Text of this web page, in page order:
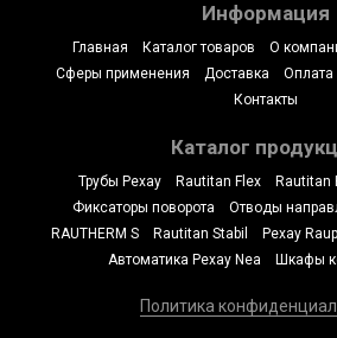
Информация
Главная Каталог товаров О
Сферы применения
Доставка Оплата
Контакты
Каталог
Трубы Рехау Rautitan Flex Rautitan
Фиксаторы поворота
Отводы
RAUTHERM S
Rautitan Stabil Рехау
Автоматика Рехау Nea
Шкафы
Политика